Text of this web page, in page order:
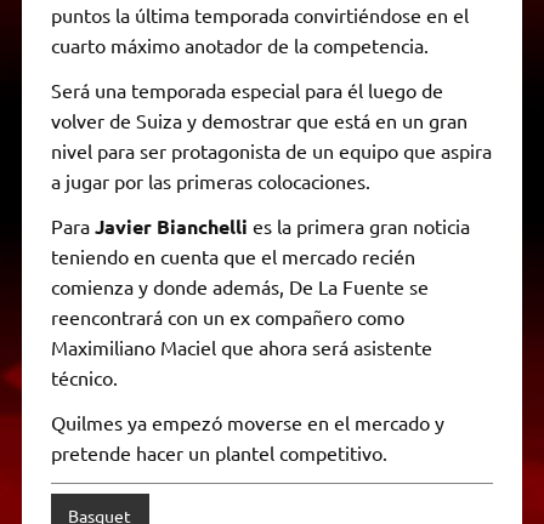
puntos la última temporada convirtiéndose en el
cuarto máximo anotador de la competencia.
Será una temporada especial para él luego de
volver de Suiza y demostrar que está en un gran
nivel para ser protagonista de un equipo que aspira
a jugar por las primeras colocaciones.
Para Javier Bianchelli es la primera gran noticia
teniendo en cuenta que el mercado recién
comienza y donde además, De La Fuente se
reencontrará con un ex compañero como
Maximiliano Maciel que ahora será asistente
técnico.
Quilmes ya empezó moverse en el mercado y
pretende hacer un plantel competitivo.
Basquet